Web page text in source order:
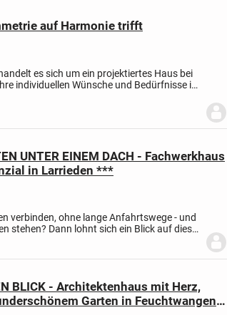
auf Harmonie trifft
es sich um ein projektiertes Haus bei
individuellen Wünsche und Bedürfnisse in
UNTER EINEM DACH - Fachwerkhaus
in Larrieden ***
verbinden, ohne lange Anfahrtswege - und
stehen? Dann lohnt sich ein Blick auf dieses
BLICK - Architektenhaus mit Herz,
Garten in Feuchtwangen